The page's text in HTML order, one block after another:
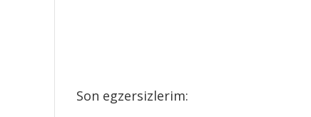
Son egzersizlerim: